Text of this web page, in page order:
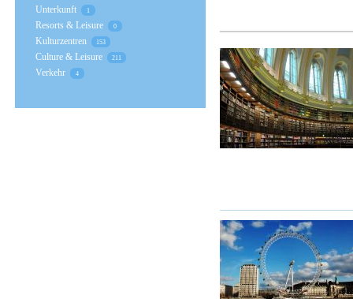
Unterkunft 1
Resorts & Leisure 0
Kulturzentren 153
Culture & Leisure 211
Verkehr 4